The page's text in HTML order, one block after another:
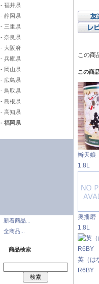
- 福井県
- 静岡県
- 三重県
- 奈良県
- 大阪府
- 兵庫県
- 岡山県
- 広島県
- 鳥取県
- 島根県
- 高知県
- 福岡県
新着商品...
全商品...
商品検索
この商
この商
辧天
1.8L
奥播
1.8L
英（